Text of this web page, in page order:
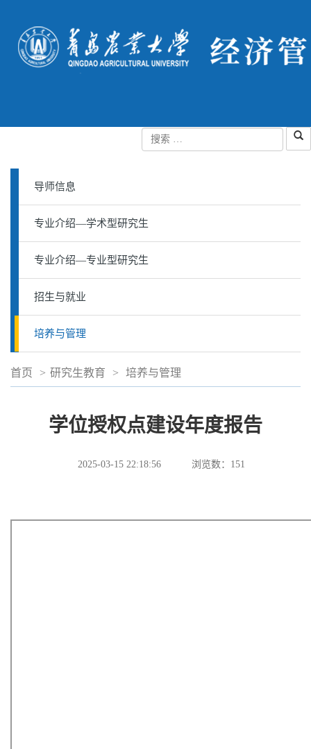
导师信息
专业介绍—学术型研究生
专业介绍—专业型研究生
招生与就业
培养与管理
首页 > 研究生教育 > 培养与管理
学位授权点建设年度报告
2025-03-15 22:18:56 浏览数： 151